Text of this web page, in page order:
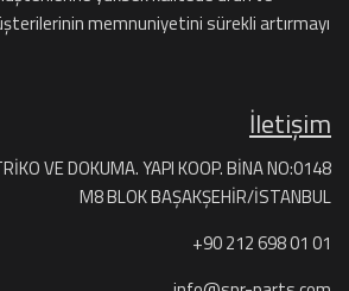
memnuniyetini sürekli artırmayı
İletişim
VE DOKUMA. YAPI KOOP. BİNA NO:0148
M8 BLOK BAŞAKŞEHİR/İSTANBUL
+90 212 698 01 01